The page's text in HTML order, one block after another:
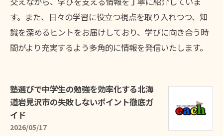
す。また、日々の学習に役立つ視点を取り入れつつ、知
識を深めるヒントをお届けしており、学びに向き合う時
間がより充実するよう多角的に情報を発信いたします。
塾選びで中学生の勉強を効率化する北海
道岩見沢市の失敗しないポイント徹底ガ
イド
2026/05/17